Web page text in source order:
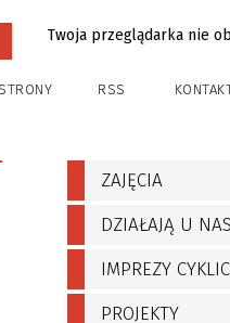
Twoja przeglądarka nie
RSS
Projekty
ZAJĘCIA
DZIAŁAJĄ U NAS
IMPREZY
PROJEKTY